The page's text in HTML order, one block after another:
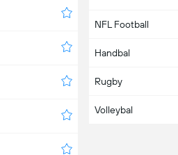
Azië
Bahamas
Bahrein
Bangladesh
NFL Football
Handbal
Rugby
Volleybal